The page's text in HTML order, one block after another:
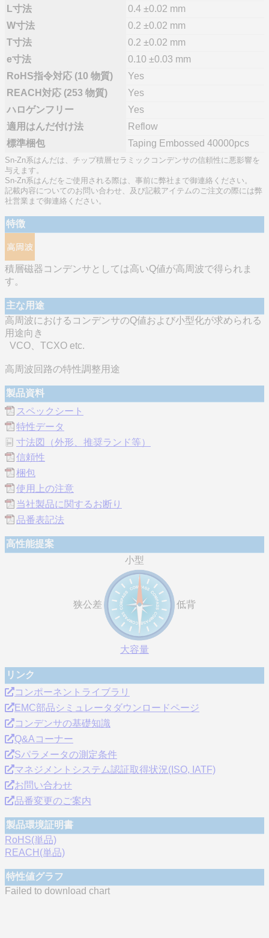
L寸法
0.4 ±0.02 mm
W寸法
0.2 ±0.02 mm
T寸法
0.2 ±0.02 mm
e寸法
0.10 ±0.03 mm
RoHS指令対応 (10 物質)
Yes
REACH対応 (253 物質)
Yes
ハロゲンフリー
Yes
適用はんだ付け法
Reflow
標準梱包
Taping Embossed 40000pcs
Sn-Zn系はんだは、チップ積層セラミックコンデンサの信頼性に悪影響を
与えます。
Sn-Zn系はんだをご使用される際は、事前に弊社まで御連絡ください。
記載内容についてのお問い合わせ、及び記載アイテムのご注文の際には弊
社営業まで御連絡ください。
特徴
積層磁器コンデンサとしては高いQ値が高周波で得られま
す。
主な用途
高周波におけるコンデンサのQ値および小型化が求められる
用途向き
VCO、TCXO etc.
高周波回路の特性調整用途
製品資料
スペックシート
特性データ
寸法図（外形、推奨ランド等）
信頼性
梱包
使用上の注意
当社製品に関するお断り
品番表記法
高性能提案
小型
狭公差 低背
大容量
リンク
コンポーネントライブラリ
EMC部品シミュレータダウンロードページ
コンデンサの基礎知識
Q&Aコーナー
Sパラメータの測定条件
マネジメントシステム認証取得状況(ISO, IATF)
お問い合わせ
品番変更のご案内
製品環境証明書
RoHS(単品)
REACH(単品)
特性値グラフ
Failed to download chart